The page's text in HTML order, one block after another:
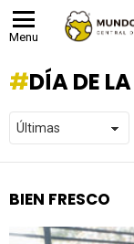
Menu
DÍA DE
BIEN FRESCO